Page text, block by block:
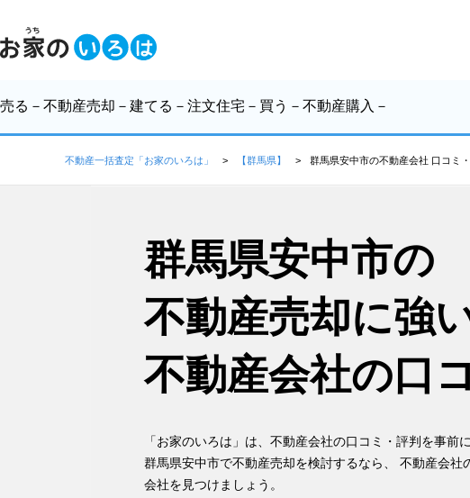
売る －不動産売却－ 建てる －注文住宅－ 買う －不動産購入－
不動産一括査定「お家のいろは」 【群馬県】 群馬県安中市の不動産会社 口コミ
群馬県安中市の
不動産売却に強
不動産会社の口
「お家のいろは」は、不動産会社の口コミ・評判を事前
群馬県安中市で不動産売却を検討するなら、 不動産会
会社を見つけましょう。